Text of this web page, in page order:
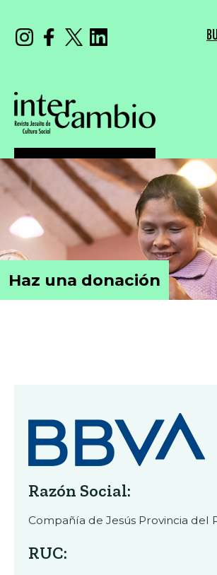
Haz una donación
Razón Social:
Compañía de Jesús Provincia del
RUC: